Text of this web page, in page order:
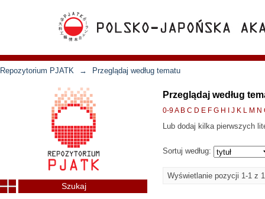
Repozytorium PJATK → Przeglądaj według tematu
Przeglądaj według
0-9A B C D E F G H J K L M N
Lub dodaj kilka pierwszych
Sortuj według:
Wyświetlanie pozycji 1-1 z 1
Szukaj